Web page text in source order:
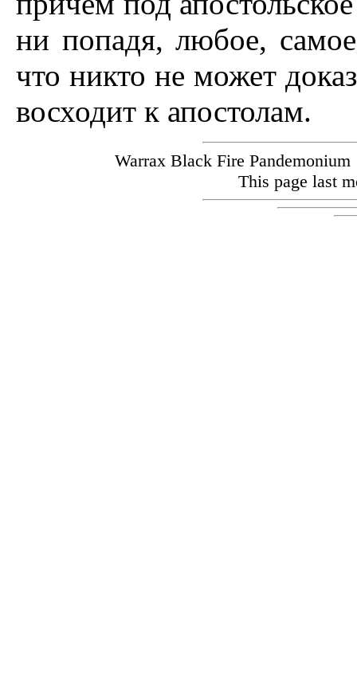
ни попадя, любое,
что никто не может
восходит к апостолам.
Warrax Black Fire
This page last